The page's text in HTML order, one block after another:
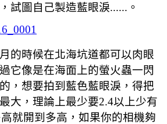
試圖自己製造藍眼淚......。
的時候在北海坑道都可以肉眼
它像是在海面上的螢火蟲一閃
，想要拍到藍色藍眼淚，得把
大，理論上最少要2.4以上少有
就開到多高，如果你的相機夠